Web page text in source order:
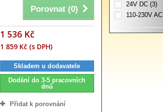
Porovnat (0)
1 536 Kč
1 859 Kč (s DPH)
Skladem u dodavatele
Dodání do 3-5 pracovních
dnů
Přidat k porovnání
24V DC (3)
110-230V AC